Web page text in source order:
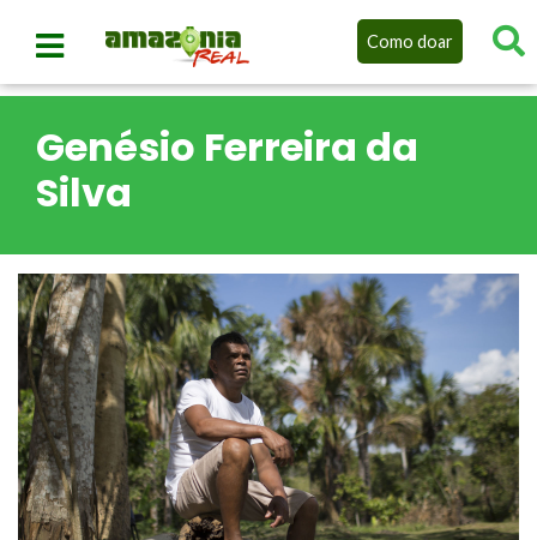
Como doar
Genésio Ferreira da
Silva